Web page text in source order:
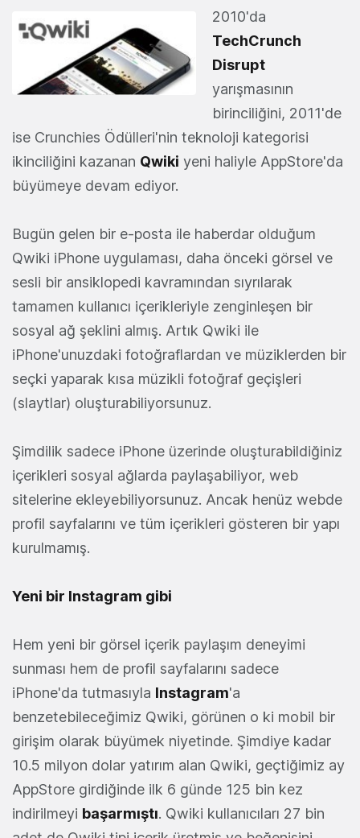
2010'da
TechCrunch
Disrupt
yarışmasının
birinciliğini, 2011'de
ise Crunchies Ödülleri'nin teknoloji kategorisi
ikinciliğini kazanan Qwiki yeni haliyle AppStore'da
büyümeye devam ediyor.
Bugün gelen bir e-posta ile haberdar olduğum
Qwiki iPhone uygulaması, daha önceki görsel ve
sesli bir ansiklopedi kavramından sıyrılarak
tamamen kullanıcı içerikleriyle zenginleşen bir
sosyal ağ şeklini almış. Artık Qwiki ile
iPhone'unuzdaki fotoğraflardan ve müziklerden bir
seçki yaparak kısa müzikli fotoğraf geçişleri
(slaytlar) oluşturabiliyorsunuz.
Şimdilik sadece iPhone üzerinde oluşturabildiğiniz
içerikleri sosyal ağlarda paylaşabiliyor, web
sitelerine ekleyebiliyorsunuz. Ancak henüz webde
profil sayfalarını ve tüm içerikleri gösteren bir yapı
kurulmamış.
Yeni bir Instagram gibi
Hem yeni bir görsel içerik paylaşım deneyimi
sunması hem de profil sayfalarını sadece
iPhone'da tutmasıyla Instagram'a
benzetebileceğimiz Qwiki, görünen o ki mobil bir
girişim olarak büyümek niyetinde. Şimdiye kadar
10.5 milyon dolar yatırım alan Qwiki, geçtiğimiz ay
AppStore girdiğinde ilk 6 günde 125 bin kez
indirilmeyi başarmıştı. Qwiki kullanıcıları 27 bin